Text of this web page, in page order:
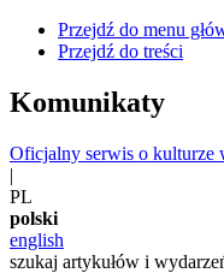
Przejdź do menu
Przejdź do treści
Komunikaty
Oficjalny serwis o kulturze
|
PL
polski
english
szukaj artykułów i